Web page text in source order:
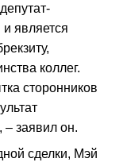
является
коллег.
сторонников
– заявил он.
сделки, Мэй